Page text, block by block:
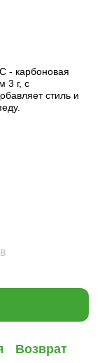
- карбоновая
3 г, с
стиль и
Возврат